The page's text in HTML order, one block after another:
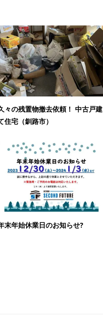
々の残置物撤去依頼！ 中古戸建
住宅（釧路市）
末年始休業日のお知らせ?